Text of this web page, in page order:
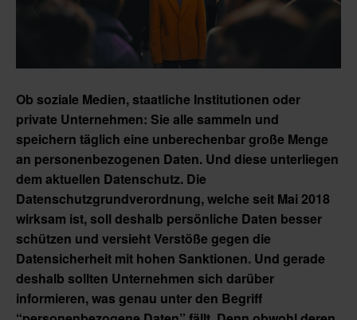
Ob soziale Medien, staatliche Institutionen oder
private Unternehmen: Sie alle sammeln und
speichern täglich eine unberechenbar große Menge
an personenbezogenen Daten. Und diese unterliegen
dem aktuellen Datenschutz. Die
Datenschutzgrundverordnung, welche seit Mai 2018
wirksam ist, soll deshalb persönliche Daten besser
schützen und versieht Verstöße gegen die
Datensicherheit mit hohen Sanktionen. Und gerade
deshalb sollten Unternehmen sich darüber
informieren, was genau unter den Begriff